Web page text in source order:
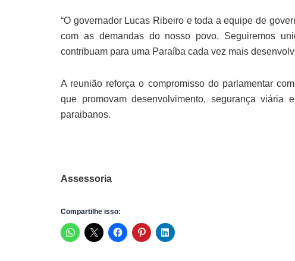
“O governador Lucas Ribeiro e toda a equipe de
com as demandas do nosso povo. Seguiremos
contribuam para uma Paraíba cada vez mais
A reunião reforça o compromisso do parlamentar
que promovam desenvolvimento, segurança viária
paraibanos.
Assessoria
Compartilhe isso: